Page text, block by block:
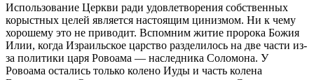
Использование Церкви ради удовлетворения собственных
корыстных целей является настоящим цинизмом. Ни к чему
хорошему это не приводит. Вспомним житие пророка Божия
Илии, когда Израильское царство разделилось на две части из-
за политики царя Ровоама — наследника Соломона. У
Ровоама остались только колено Иуды и часть колена